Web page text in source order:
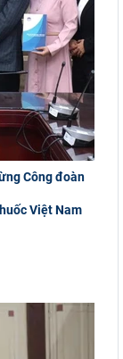
Công đoàn
Việt Nam